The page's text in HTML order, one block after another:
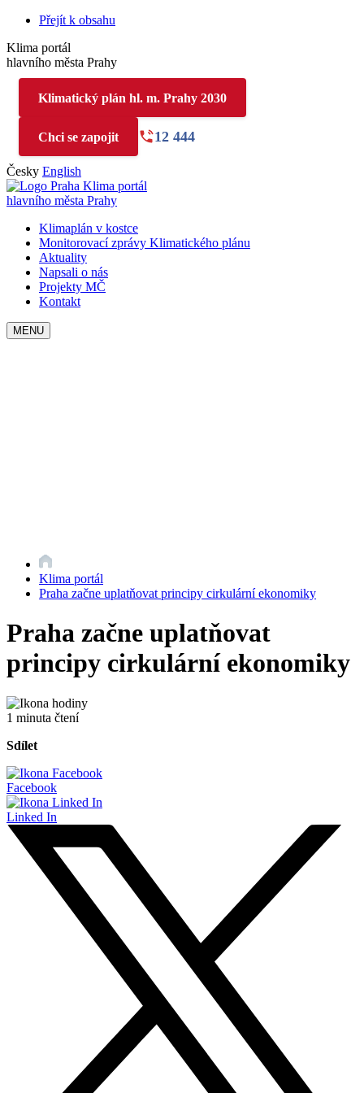
Přejít k obsahu
Klima portál
hlavního města Prahy
Klimatický plán hl. m. Prahy 2030
Chci se zapojit 12 444
Česky English
Klima portál
hlavního města Prahy
Klimaplán v kostce
Monitorovací zprávy Klimatického plánu
Aktuality
Napsali o nás
Projekty MČ
Kontakt
MENU
Klima portál
Praha začne uplatňovat principy cirkulární ekonomiky
Praha začne uplatňovat
principy cirkulární ekonomiky
1 minuta čtení
Sdílet
Facebook
Linked In